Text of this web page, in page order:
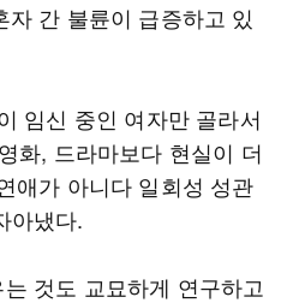
간 불륜이 급증하고 있
임신 중인 여자만 골라서
화, 드라마보다 현실이 더
애가 아니다 일회성 성관
아냈다.
것도 교묘하게 연구하고